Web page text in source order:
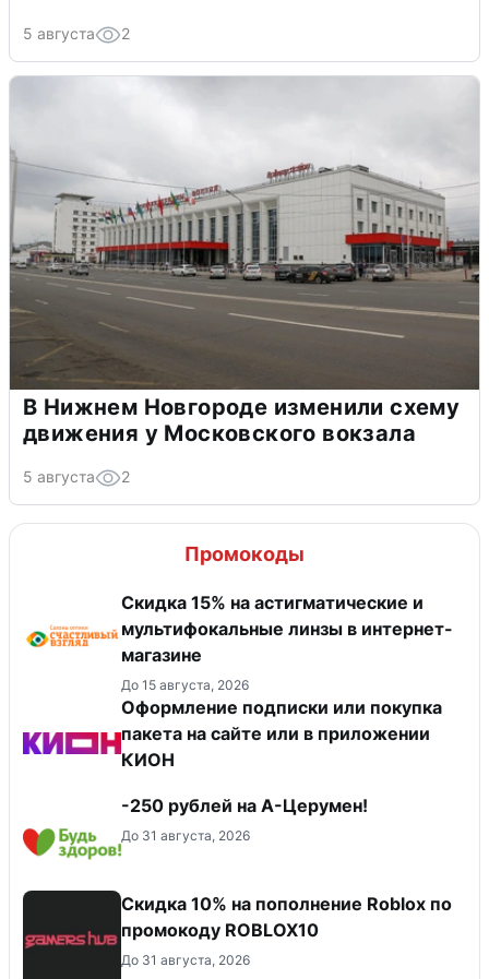
5 августа 2
В Нижнем Новгороде изменили схему
движения у Московского вокзала
5 августа 2
Промокоды
Скидка 15% на астигматические и
мультифокальные линзы в интернет-
магазине
До 15 августа, 2026
Оформление подписки или покупка
пакета на сайте или в приложении
КИОН
-250 рублей на А-Церумен!
До 31 августа, 2026
Скидка 10% на пополнение Roblox по
промокоду ROBLOX10
До 31 августа, 2026